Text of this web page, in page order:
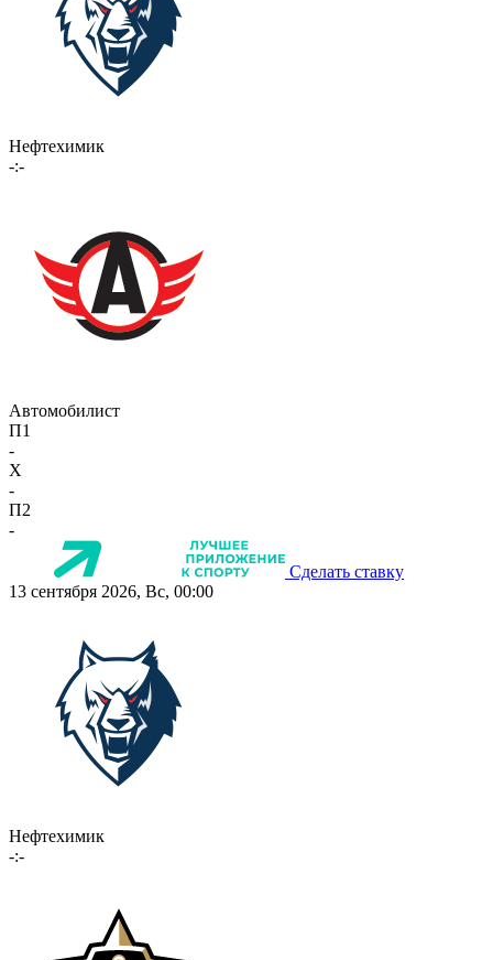
Нефтехимик
-:-
Автомобилист
П1
-
X
-
П2
-
Сделать ставку
13 сентября 2026, Вс, 00:00
Нефтехимик
-:-